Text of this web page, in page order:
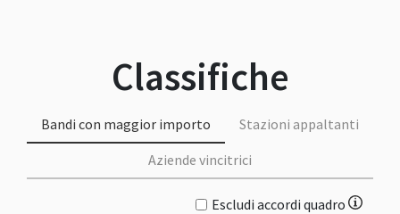
Classifiche
Bandi con maggior importo
Stazioni appaltanti
Aziende vincitrici
Escludi accordi quadro